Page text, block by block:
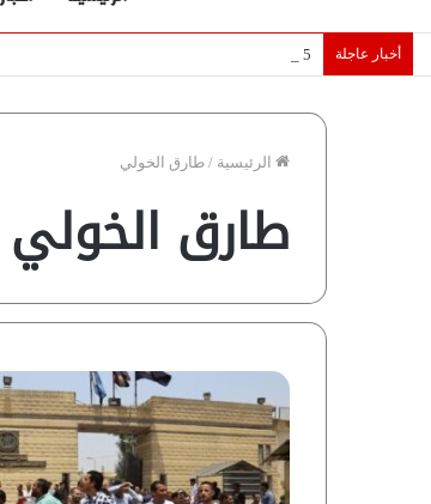
أخبار عاجلة 5 نجوم عرب يخطفون الأضواء بسوق الانتقالات الأوروبية 2026.. “رؤية” تكشف التفاصيل | إنفوجراف
الرئيسية / طارق الخولي
طارق الخولي